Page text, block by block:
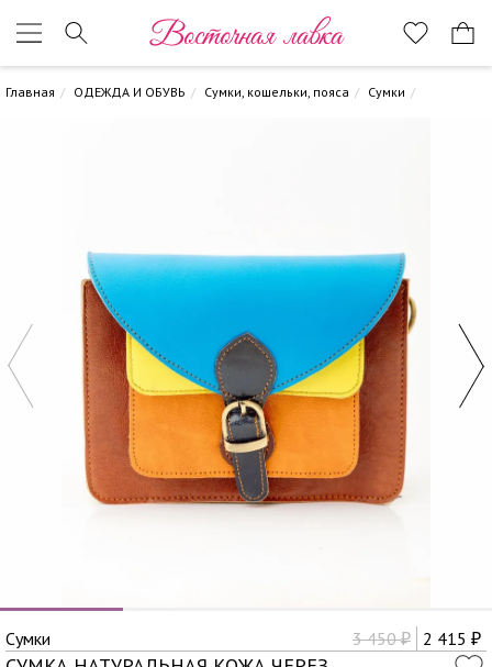
Восточная лавка
Главная ОДЕЖДА И ОБУВЬ Сумки, кошельки, пояса Сумки
Сумки 3 450₽ 2 415 ₽